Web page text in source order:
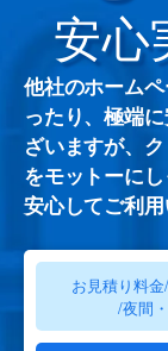
安心
他社のホーム
ったり、極端
ざいますが、
をモットーに
安心してご利用
お見積り料
/夜間